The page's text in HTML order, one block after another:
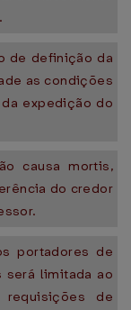
de definição da
as condições
expedição do
causa mortis,
do credor
portadores de
será limitada ao
de